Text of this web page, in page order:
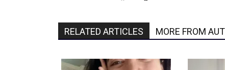
RELATED ARTICLES MORE FROM